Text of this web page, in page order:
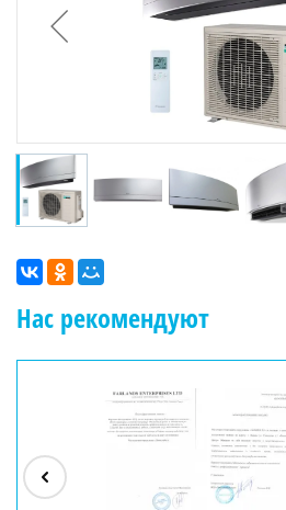
Нас рекомендуют